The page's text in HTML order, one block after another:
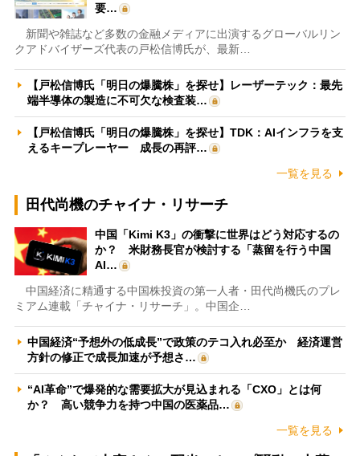
要…
新聞や雑誌など多数の金融メディアに出演するグローバルリン
クアドバイザーズ代表の戸松信博氏が、最新…
【戸松信博氏「明日の爆騰株」を探せ】レーザーテック：最先
端半導体の製造に不可欠な検査装…
【戸松信博氏「明日の爆騰株」を探せ】TDK：AIインフラを支
えるキープレーヤー 成長の再評…
一覧を見る
田代尚機のチャイナ・リサーチ
中国「Kimi K3」の衝撃に世界はどう対応するの
か？ 米財務長官が検討する「蒸留を行う中国
AI…
中国経済に精通する中国株投資の第一人者・田代尚機氏のプレ
ミアム連載「チャイナ・リサーチ」。中国企…
中国経済“予想外の低成長”で政策のテコ入れ必至か 経済運営
方針の修正で成長加速が予想さ…
“AI革命”で爆発的な需要拡大が見込まれる「CXO」とは何
か？ 高い競争力を持つ中国の医薬品…
一覧を見る